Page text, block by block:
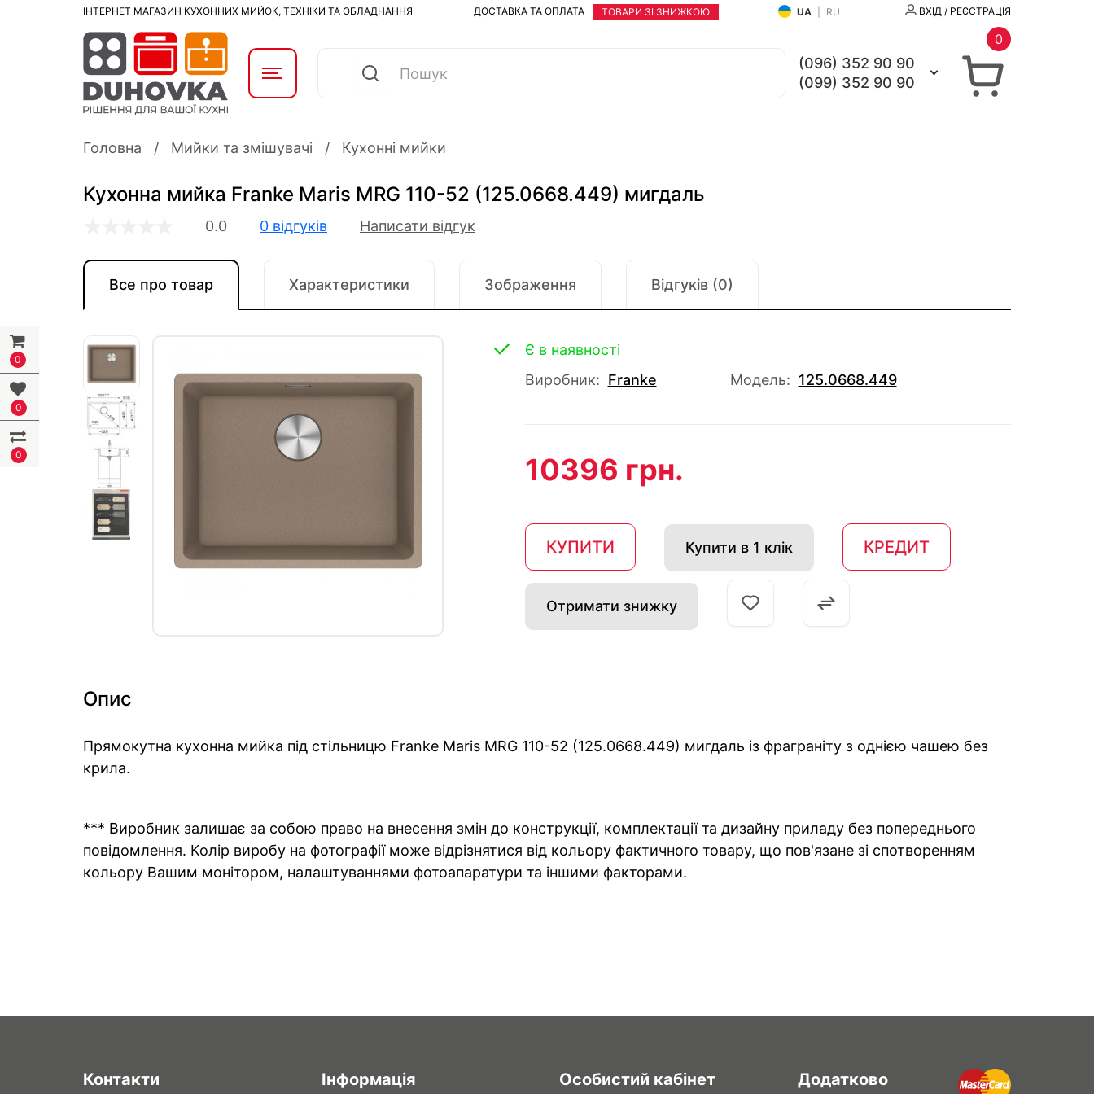
0
0
0
ІНТЕРНЕТ МАГАЗИН КУХОННИХ МИЙОК, ТЕХНІКИ ТА ОБЛАДНАННЯ ДОСТАВКА ТА ОПЛАТА ТОВАРИ ЗІ ЗНИЖКОЮ UA RU ВХІД / РЕЄСТРАЦІЯ
(096) 352 90 90
(099) 352 90 90
0
Головна Мийки та змішувачі Кухонні мийки
Кухонна мийка Franke Maris MRG 110-52 (125.0668.449) мигдаль
0.0 0 відгуків Написати відгук
Все про товар Характеристики Зображення Відгуків (0)
Є в наявності
Виробник: Franke Модель: 125.0668.449
10396 грн.
КУПИТИ Купити в 1 клік КРЕДИТ
Отримати знижку
Опис
Прямокутна кухонна мийка під стільницю Franke Maris MRG 110-52 (125.0668.449) мигдаль із фраграніту з однією чашею без
крила.
*** Виробник залишає за собою право на внесення змін до конструкції, комплектації та дизайну приладу без попереднього
повідомлення. Колір виробу на фотографії може відрізнятися від кольору фактичного товару, що пов'язане зі спотворенням
кольору Вашим монітором, налаштуваннями фотоапаратури та іншими факторами.
Контакти Інформація Особистий кабінет Додатково